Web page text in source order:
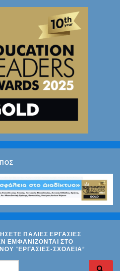
ΠΑΛΙΕΣ ΕΡΓΑΣΙΕΣ
ΕΜΦΑΝΙΖΟΝΤΑΙ ΣΤΟ
“ΕΡΓΑΣΙΕΣ-ΣΧΟΛΕΙΑ”